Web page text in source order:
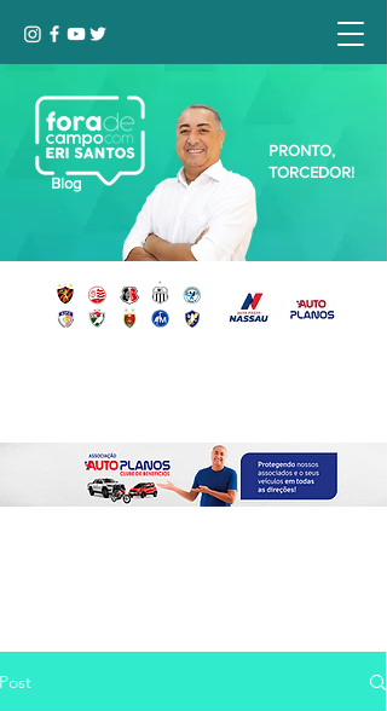
Blog
PRONTO,
TORCEDOR!
Post